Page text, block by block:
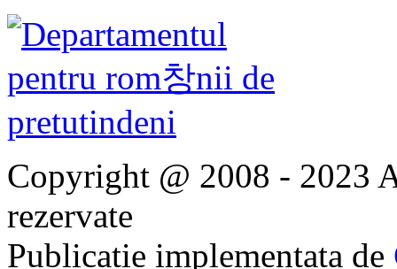
Copyright @ 2008 - 2023
rezervate
Publicatie implementata de